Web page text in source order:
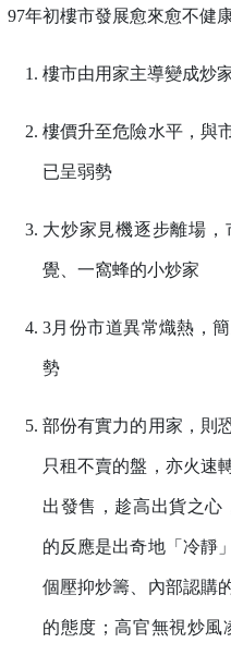
97年初樓市發展愈來愈不健康
樓市由用家主導變成炒
樓價升至危險水平，與
已呈弱勢
大炒家見機逐步離場
覺、一窩蜂的小炒家
3月份市道異常熾熱，
勢
部份有實力的用家，則
只租不賣的盤，亦火速
出發售，趁高出貨之心
的反應是出奇地「冷靜
個壓抑炒籌、內部認購
的態度；高官無視炒風